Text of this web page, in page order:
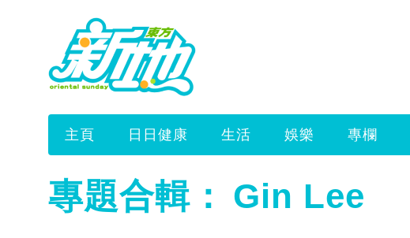
主頁 日日健康 生活 娛樂 專欄
專題合輯： Gin Lee